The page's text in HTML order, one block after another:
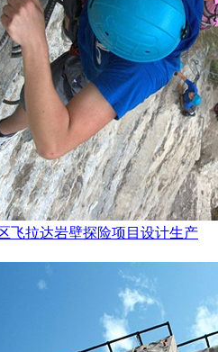
飞拉达岩壁探险项目设计生产